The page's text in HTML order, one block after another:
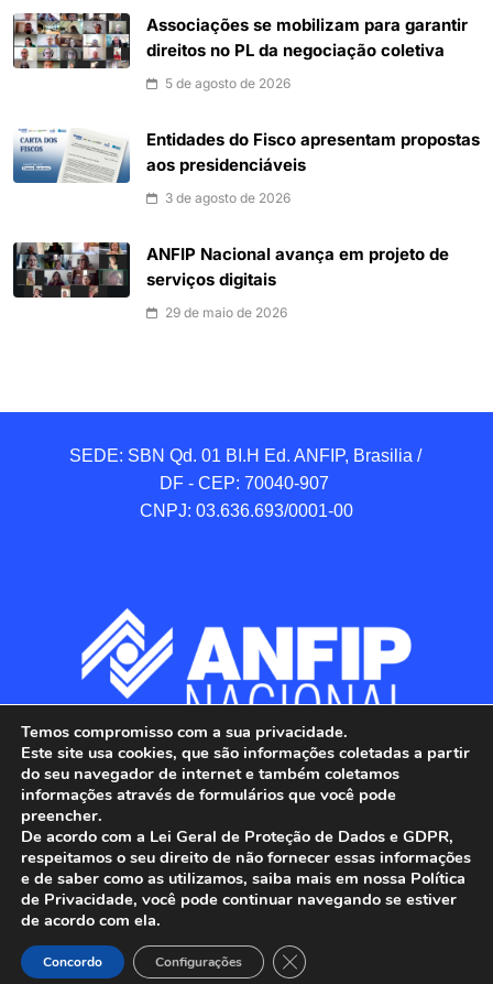
Associações se mobilizam para garantir
direitos no PL da negociação coletiva
5 de agosto de 2026
Entidades do Fisco apresentam propostas
aos presidenciáveis
3 de agosto de 2026
ANFIP Nacional avança em projeto de
serviços digitais
29 de maio de 2026
SEDE: SBN Qd. 01 BI.H Ed. ANFIP, Brasilia /
DF - CEP: 70040-907
CNPJ: 03.636.693/0001-00
ANFIP - Associação Nacional dos Auditores
Fiscais da Receita Federal do Brasil.
Todos os Direitos Reservados.
Temos compromisso com a sua privacidade.
Este site usa cookies, que são informações coletadas a partir
do seu navegador de internet e também coletamos
informações através de formulários que você pode
preencher.
De acordo com a Lei Geral de Proteção de Dados e GDPR,
respeitamos o seu direito de não fornecer essas informações
e de saber como as utilizamos, saiba mais em nossa Política
de Privacidade, você pode continuar navegando se estiver
de acordo com ela.
Concordo Configurações Close GDPR Cookie Banner